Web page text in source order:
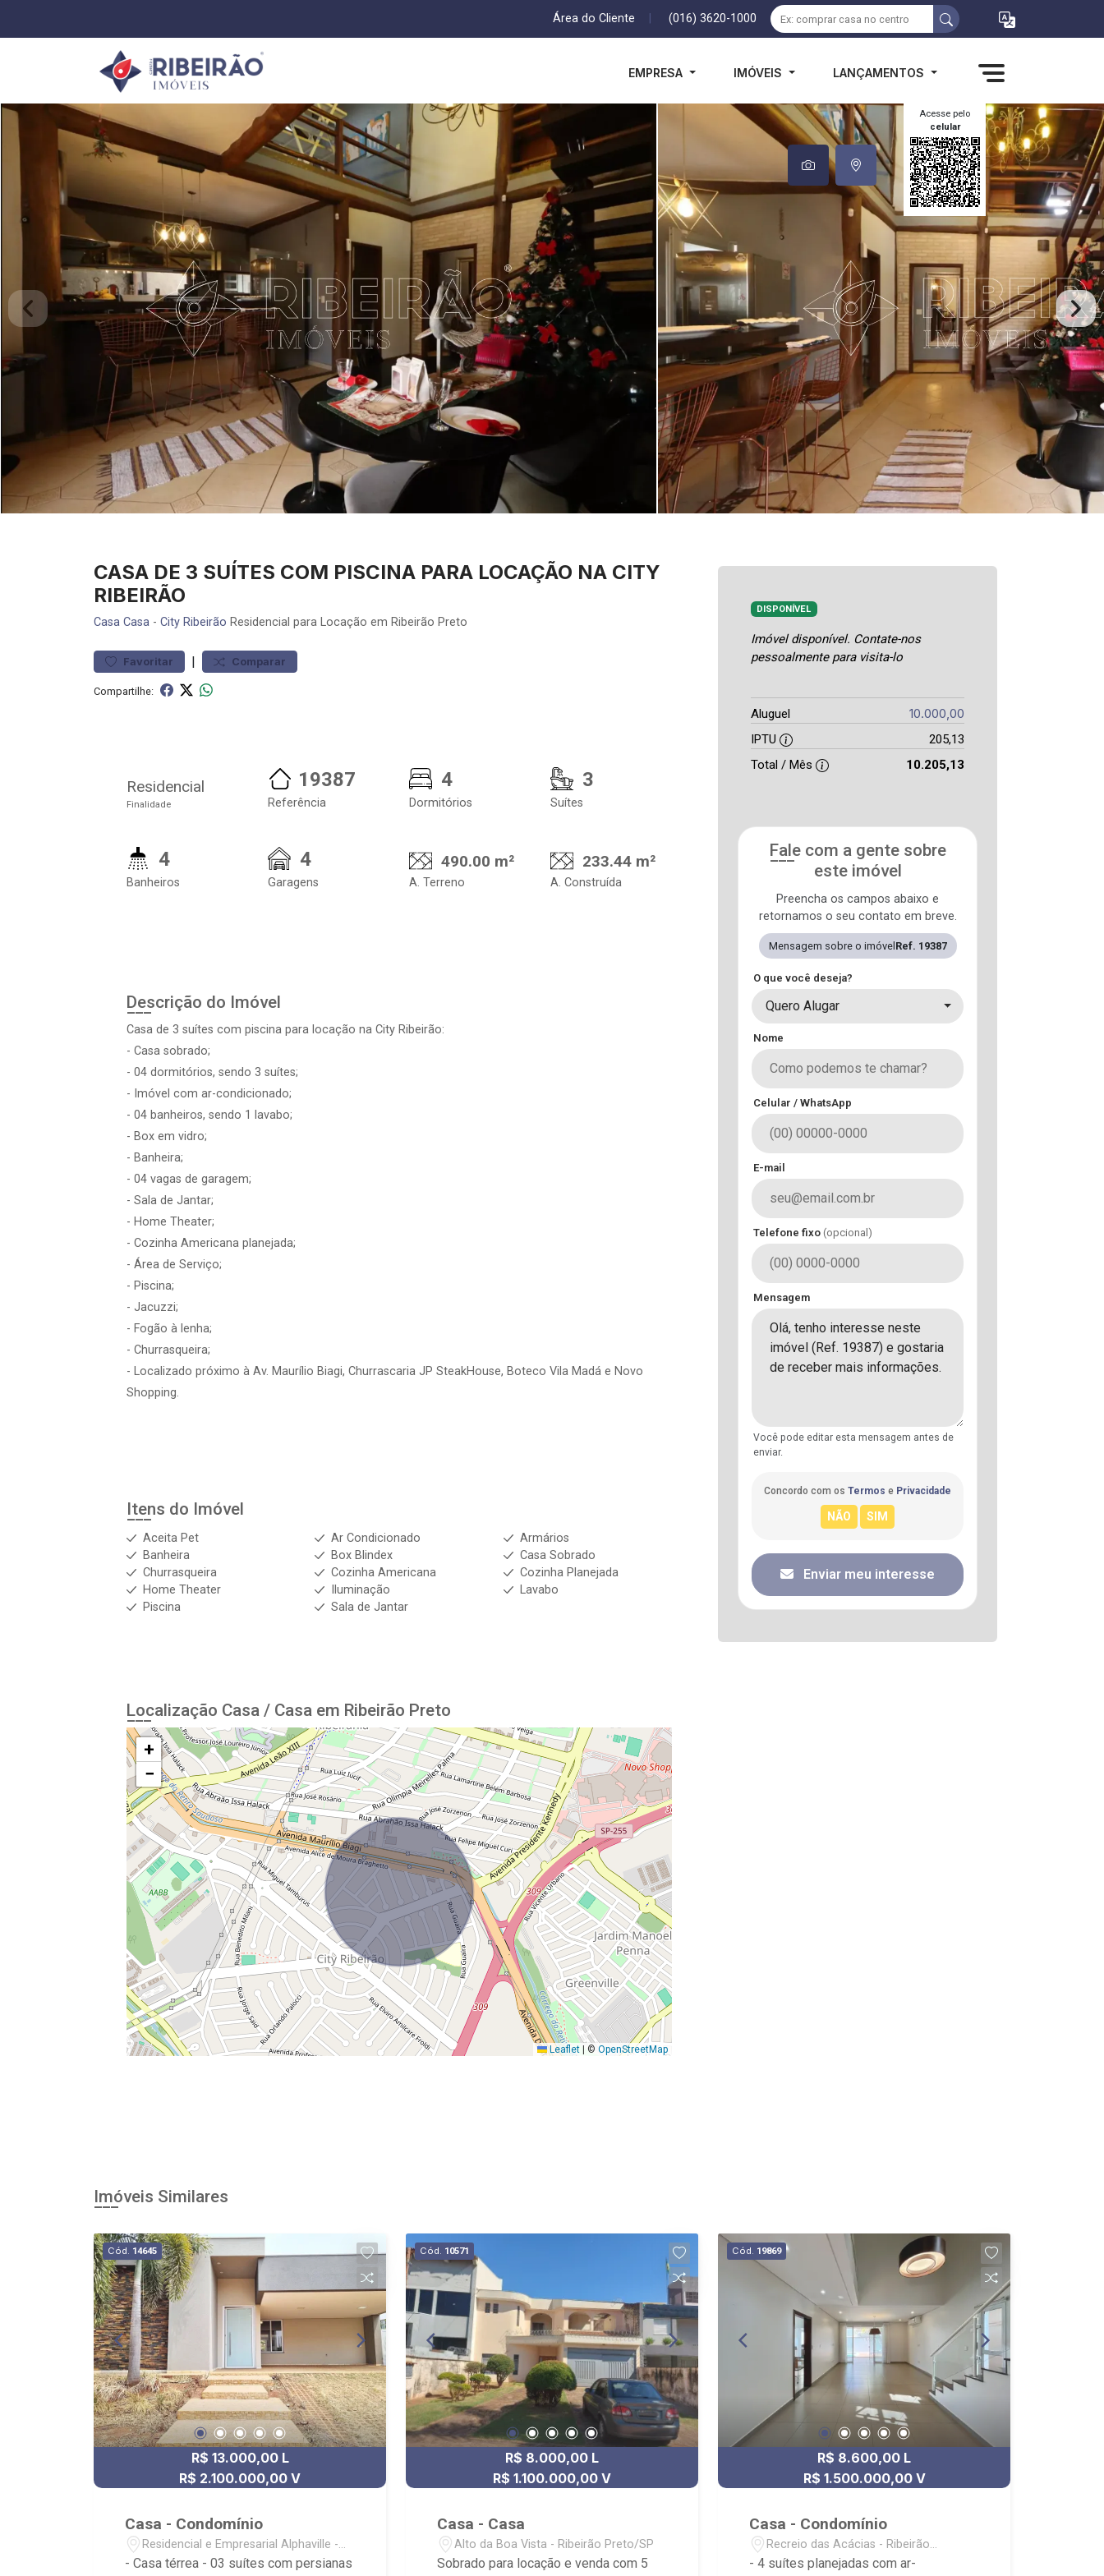
Área do Cliente (016) 3620-1000
EMPRESA IMÓVEIS LANÇAMENTOS
Acesse pelo
celular
CASA DE 3 SUÍTES COM PISCINA PARA LOCAÇÃO NA CITY
RIBEIRÃO
Casa Casa - City Ribeirão Residencial para Locação em Ribeirão Preto
Favoritar | Comparar
Compartilhe:
Residencial
Finalidade
19387
Referência
4
Dormitórios
3
Suítes
4
Banheiros
4
Garagens
490.00 m²
A. Terreno
233.44 m²
A. Construída
Descrição do Imóvel
Casa de 3 suítes com piscina para locação na City Ribeirão:
- Casa sobrado;
- 04 dormitórios, sendo 3 suítes;
- Imóvel com ar-condicionado;
- 04 banheiros, sendo 1 lavabo;
- Box em vidro;
- Banheira;
- 04 vagas de garagem;
- Sala de Jantar;
- Home Theater;
- Cozinha Americana planejada;
- Área de Serviço;
- Piscina;
- Jacuzzi;
- Fogão à lenha;
- Churrasqueira;
- Localizado próximo à Av. Maurílio Biagi, Churrascaria JP SteakHouse, Boteco Vila Madá e Novo
Shopping.
Itens do Imóvel
Aceita Pet Ar Condicionado
Armários
Banheira
Box Blindex
Casa Sobrado
Churrasqueira
Cozinha Americana
Cozinha Planejada
Home Theater
Iluminação
Lavabo
Piscina
Sala de Jantar
Localização Casa / Casa em Ribeirão Preto
+
−
Leaflet © OpenStreetMap
DISPONÍVEL
Imóvel disponível. Contate-nos
pessoalmente para visita-lo
Aluguel 10.000,00
IPTU
205,13
Total / Mês
10.205,13
Fale com a gente sobre
este imóvel
Preencha os campos abaixo e
retornamos o seu contato em breve.
Mensagem sobre o imóvel Ref. 19387
O que você deseja?
Quero Alugar
Nome
Celular / WhatsApp
E-mail
Telefone fixo (opcional)
Mensagem
Você pode editar esta mensagem antes de
enviar.
Concordo com os Termos e Privacidade
Enviar meu interesse
Imóveis Similares
Cód. 14645
R$ 13.000,00 L
R$ 2.100.000,00 V
Casa - Condomínio
Residencial e Empresarial Alphaville -
Ribeirão Preto/SP
- Casa térrea - 03 suítes com persianas
Cód. 10571
R$ 8.000,00 L
R$ 1.100.000,00 V
Casa - Casa
Alto da Boa Vista - Ribeirão Preto/SP
Sobrado para locação e venda com 5
Cód. 19869
R$ 8.600,00 L
R$ 1.500.000,00 V
Casa - Condomínio
Recreio das Acácias - Ribeirão
Preto/SP
- 4 suítes planejadas com ar-